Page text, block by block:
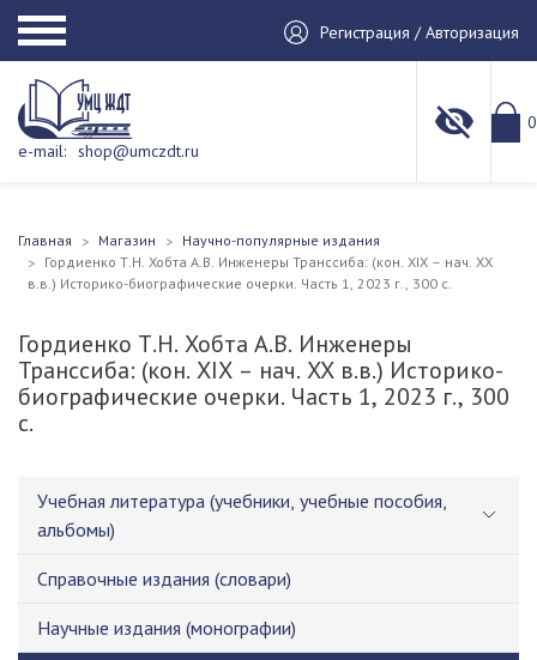
Регистрация / Авторизация
e-mail: shop@umczdt.ru
0
Главная Магазин
Научно-популярные издания
Гордиенко Т.Н. Хобта А.В. Инженеры Транссиба: (кон. XIX – нач. ХХ
в.в.) Историко-биографические очерки. Часть 1, 2023 г., 300 с.
Гордиенко Т.Н. Хобта А.В. Инженеры
Транссиба: (кон. XIX – нач. ХХ в.в.) Историко-
биографические очерки. Часть 1, 2023 г., 300
с.
Учебная литература (учебники, учебные пособия,
альбомы)
Справочные издания (словари)
Научные издания (монографии)